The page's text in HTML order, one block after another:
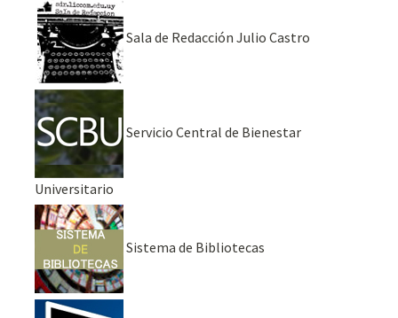
Sala de Redacción Julio Castro
Servicio Central de Bienestar
Universitario
Sistema de Bibliotecas